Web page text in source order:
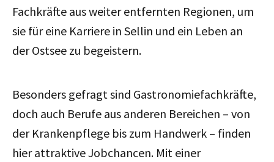
Fachkräfte aus weiter entfernten Regionen, um
sie für eine Karriere in Sellin und ein Leben an
der Ostsee zu begeistern.
Besonders gefragt sind Gastronomiefachkräfte,
doch auch Berufe aus anderen Bereichen – von
der Krankenpflege bis zum Handwerk – finden
hier attraktive Jobchancen. Mit einer